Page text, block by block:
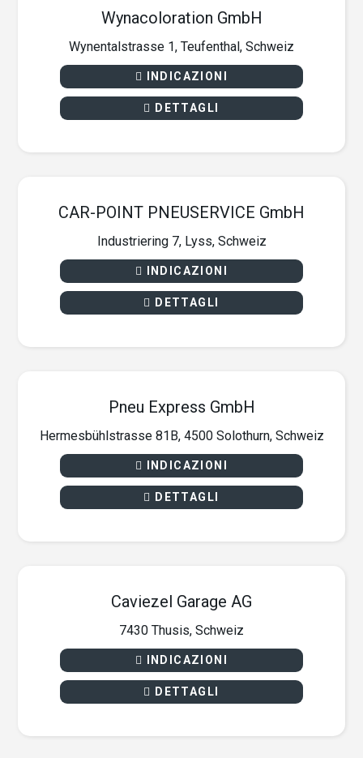
Wynacoloration GmbH
Wynentalstrasse 1, Teufenthal, Schweiz
INDICAZIONI
DETTAGLI
CAR-POINT PNEUSERVICE GmbH
Industriering 7, Lyss, Schweiz
INDICAZIONI
DETTAGLI
Pneu Express GmbH
Hermesbühlstrasse 81B, 4500 Solothurn, Schweiz
INDICAZIONI
DETTAGLI
Caviezel Garage AG
7430 Thusis, Schweiz
INDICAZIONI
DETTAGLI